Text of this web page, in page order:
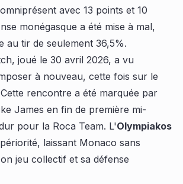
avec 13 points et 10
monégasque a été mise à mal,
au tir de seulement 36,5%.
joué le 30 avril 2026, a vu
à nouveau, cette fois sur le
rencontre a été marquée par
James en fin de première mi-
pour la Roca Team. L'Olympiakos
laissant Monaco sans
jeu collectif et sa défense